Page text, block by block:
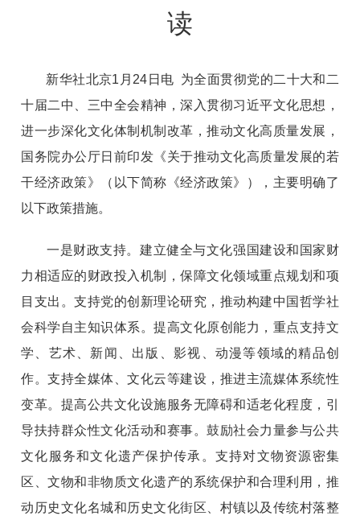
读
新华社北京1月24日电 为全面贯彻党的二十大和二
十届二中、三中全会精神，深入贯彻习近平文化思想，
进一步深化文化体制机制改革，推动文化高质量发展，
国务院办公厅日前印发《关于推动文化高质量发展的若
干经济政策》（以下简称《经济政策》），主要明确了
以下政策措施。
一是财政支持。建立健全与文化强国建设和国家财
力相适应的财政投入机制，保障文化领域重点规划和项
目支出。支持党的创新理论研究，推动构建中国哲学社
会科学自主知识体系。提高文化原创能力，重点支持文
学、艺术、新闻、出版、影视、动漫等领域的精品创
作。支持全媒体、文化云等建设，推进主流媒体系统性
变革。提高公共文化设施服务无障碍和适老化程度，引
导扶持群众性文化活动和赛事。鼓励社会力量参与公共
文化服务和文化遗产保护传承。支持对文物资源密集
区、文物和非物质文化遗产的系统保护和合理利用，推
动历史文化名城和历史文化街区、村镇以及传统村落整